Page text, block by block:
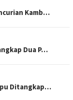
Kamb…
Dua P…
Ditangkap…